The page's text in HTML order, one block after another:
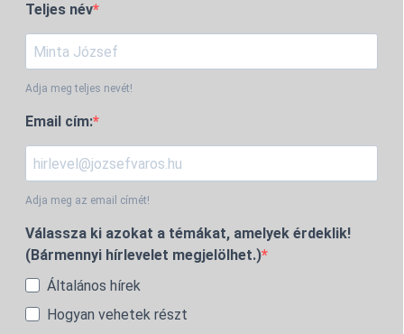
Teljes név
Adja meg teljes nevét!
Email cím:
Adja meg az email címét!
Válassza ki azokat a témákat, amelyek érdeklik!
(Bármennyi hírlevelet megjelölhet.)
Általános hírek
Hogyan vehetek részt